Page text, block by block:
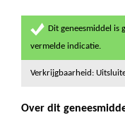
Dit geneesmiddel is
vermelde indicatie.
Verkrijgbaarheid:
Over dit